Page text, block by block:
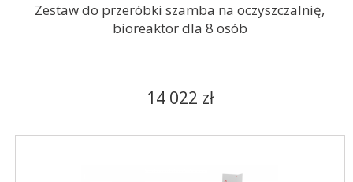
Zestaw do przeróbki szamba na oczyszczalnię,
bioreaktor dla 8 osób
14 022 zł